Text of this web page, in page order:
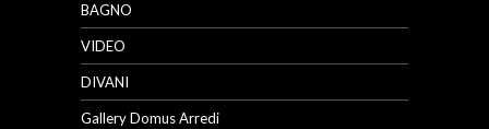
BAGNO
VIDEO
DIVANI
Gallery Domus Arredi